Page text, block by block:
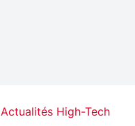
Actualités High-Tech